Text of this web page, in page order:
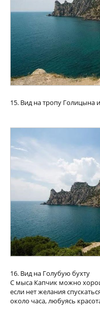
15. Вид на тропу Голицына
16. Вид на Голубую бухту
С мыса Капчик можно
если нет желания
около часа, любуясь